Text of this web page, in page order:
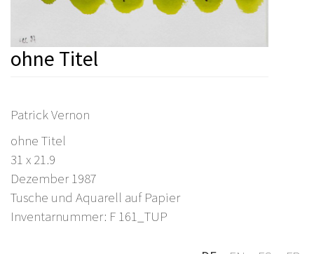
ohne Titel
Patrick Vernon
ohne Titel
31 x 21.9
Dezember 1987
Tusche und Aquarell auf Papier
Inventarnummer: F 161_TUP